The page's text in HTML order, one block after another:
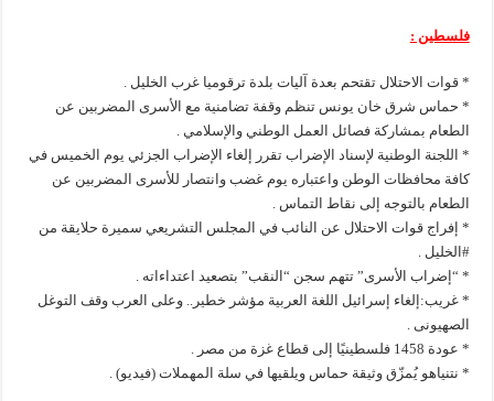
فلسطين :
* قوات الاحتلال تقتحم بعدة آليات بلدة ترقوميا غرب الخليل .
* حماس شرق خان يونس تنظم وقفة تضامنية مع الأسرى المضربين عن
الطعام بمشاركة فصائل العمل الوطني والإسلامي .
* اللجنة الوطنية لإسناد الإضراب تقرر إلغاء الإضراب الجزئي يوم الخميس في
كافة محافظات الوطن واعتباره يوم غضب وانتصار للأسرى المضربين عن
الطعام بالتوجه إلى نقاط التماس .
* إفراج قوات الاحتلال عن النائب في المجلس التشريعي سميرة حلايقة من
#الخليل .
* “إضراب الأسرى” تتهم سجن “النقب” بتصعيد اعتداءاته .
* غريب:إلغاء إسرائيل اللغة العربية مؤشر خطير.. وعلى العرب وقف التوغل
الصهيونى .
* عودة 1458 فلسطينيًا إلى قطاع غزة من مصر .
* نتنياهو يُمزّق وثيقة حماس ويلقيها في سلة المهملات (فيديو) .